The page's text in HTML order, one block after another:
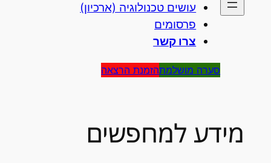
עושים טכנולוגיה (ארכיון)
פרסומים
צרו קשר
סערה מושלמתהזמנת הרצאה
מידע למחפשים